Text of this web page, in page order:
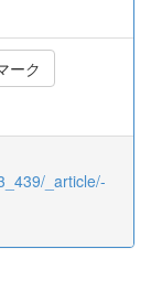
ーク
_article/-